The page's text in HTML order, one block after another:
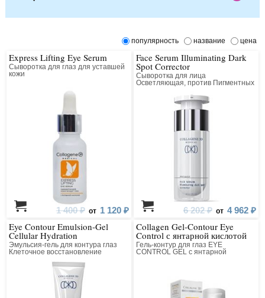
популярность название цена
Express Lifting Eye Serum
Сыворотка для глаз для уставшей
кожи
1 400 ₽ от 1 120 ₽
Face Serum Illuminating Dark
Spot Corrector
Сыворотка для лица
Осветляющая, против Пигментных
6 202 ₽ от 4 962 ₽
Eye Contour Emulsion-Gel
Cellular Hydration
Эмульсия-гель для контура глаз
Клеточное восстановление
Collagen Gel-Contour Eye
Control с янтарной кислотой
Гель-контур для глаз EYE
CONTROL GEL с янтарной